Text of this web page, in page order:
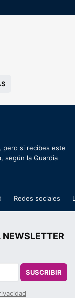
pero si recibes este
según la Guardia
Redes sociales
SUSCRIBIR